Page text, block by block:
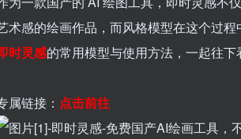
术感的绘画作品，而风格模型在这个过
时灵感的常用模型与使用方法，一起往下
属链接： 点击前往